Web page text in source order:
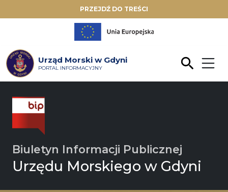
PRZEJDŹ DO TREŚCI
Urząd Morski w Gdyni
PORTAL INFORMACYJNY
Biuletyn Informacji Publicznej
Urzędu Morskiego w Gdyni